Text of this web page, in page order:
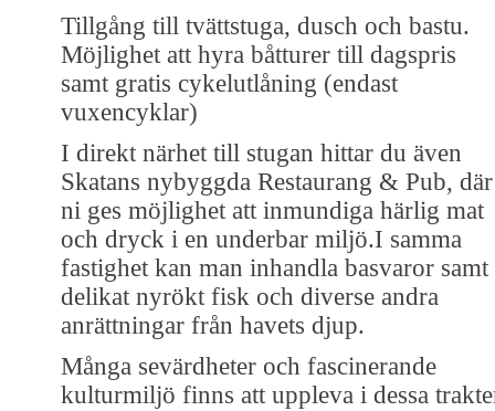
Tillgång till tvättstuga, dusch och bastu.
Möjlighet att hyra båtturer till dagspris
samt gratis cykelutlåning (endast
vuxencyklar)
I direkt närhet till stugan hittar du även
Skatans nybyggda Restaurang & Pub, där
ni ges möjlighet att inmundiga härlig mat
och dryck i en underbar miljö.I samma
fastighet kan man inhandla basvaror samt
delikat nyrökt fisk och diverse andra
anrättningar från havets djup.
Många sevärdheter och fascinerande
kulturmiljö finns att uppleva i dessa